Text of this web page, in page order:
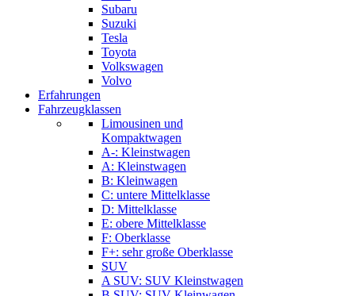
Subaru
Suzuki
Tesla
Toyota
Volkswagen
Volvo
Erfahrungen
Fahrzeugklassen
Limousinen und
Kompaktwagen
A-: Kleinstwagen
A: Kleinstwagen
B: Kleinwagen
C: untere Mittelklasse
D: Mittelklasse
E: obere Mittelklasse
F: Oberklasse
F+: sehr große Oberklasse
SUV
A SUV: SUV Kleinstwagen